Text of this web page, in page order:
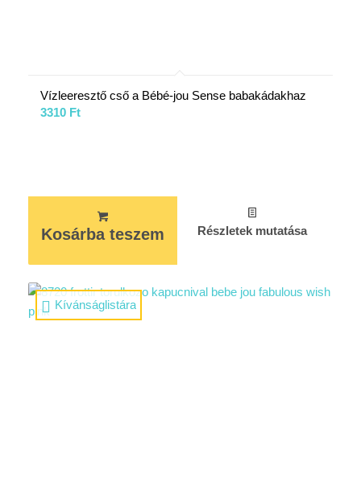
Vízleeresztő cső a Bébé-jou Sense babakádakhaz
3310 Ft
Kosárba teszem Részletek mutatása
Kívánságlistára